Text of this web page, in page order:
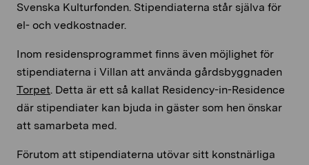
Svenska Kulturfonden. Stipendiaterna står själva för
el- och vedkostnader.
Inom residensprogrammet finns även möjlighet för
stipendiaterna i Villan att använda gårdsbyggnaden
Torpet. Detta är ett så kallat Residency-in-Residence
där stipendiater kan bjuda in gäster som hen önskar
att samarbeta med.
Förutom att stipendiaterna utövar sitt konstnärliga